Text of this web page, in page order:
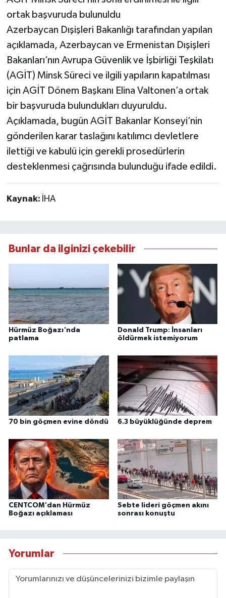
ortak başvuruda bulunuldu
Azerbaycan Dışişleri Bakanlığı tarafından yapılan
açıklamada, Azerbaycan ve Ermenistan Dışişleri
Bakanları’nın Avrupa Güvenlik ve İşbirliği Teşkilatı
(AGİT) Minsk Süreci ve ilgili yapıların kapatılması
için AGİT Dönem Başkanı Elina Valtonen’a ortak
bir başvuruda bulundukları duyuruldu.
Açıklamada, bugün AGİT Bakanlar Konseyi’nin
gönderilen karar taslağını katılımcı devletlere
ilettiği ve kabulü için gerekli prosedürlerin
desteklenmesi çağrısında bulunduğu ifade edildi.
Kaynak: İHA
Bunlar da ilginizi çekebilir
Hürmüz Boğazı'nda
patlama
Donald Trump: İnsanları
öldürmek istemiyorum
70 bin göçmen evine döndü 6.3 büyüklüğünde deprem
CENTCOM'dan Hürmüz
Boğazı açıklaması
Sebte lideri göçmen akını
sonrası konuştu
Yorumlar